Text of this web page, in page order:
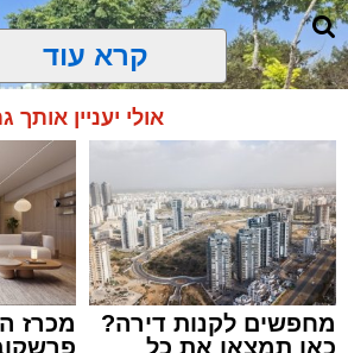
קרא עוד
אולי יעניין אותך
מחפשים לקנות דירה?
כאן תמצאו את כל
מכרז